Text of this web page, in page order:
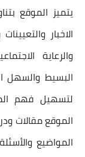
يتميز الموقع
الاخبار
والرعاية
البسيط
لتسهيل فهم
الموقع مقالات
المواضيع